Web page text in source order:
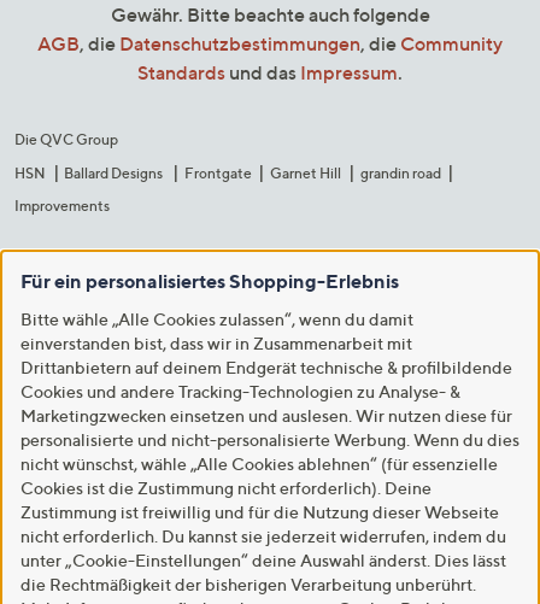
Gewähr. Bitte beachte auch folgende
AGB, die Datenschutzbestimmungen, die Community
Standards und das Impressum.
Die QVC Group
HSN
Ballard Designs Frontgate Garnet Hill
grandin road
Improvements
Für ein personalisiertes Shopping-Erlebnis
Bitte wähle „Alle Cookies zulassen“, wenn du damit
einverstanden bist, dass wir in Zusammenarbeit mit
Drittanbietern auf deinem Endgerät technische & profilbildende
Cookies und andere Tracking-Technologien zu Analyse- &
Marketingzwecken einsetzen und auslesen. Wir nutzen diese für
personalisierte und nicht-personalisierte Werbung. Wenn du dies
nicht wünschst, wähle „Alle Cookies ablehnen“ (für essenzielle
Cookies ist die Zustimmung nicht erforderlich). Deine
Zustimmung ist freiwillig und für die Nutzung dieser Webseite
nicht erforderlich. Du kannst sie jederzeit widerrufen, indem du
unter „Cookie-Einstellungen“ deine Auswahl änderst. Dies lässt
die Rechtmäßigkeit der bisherigen Verarbeitung unberührt.